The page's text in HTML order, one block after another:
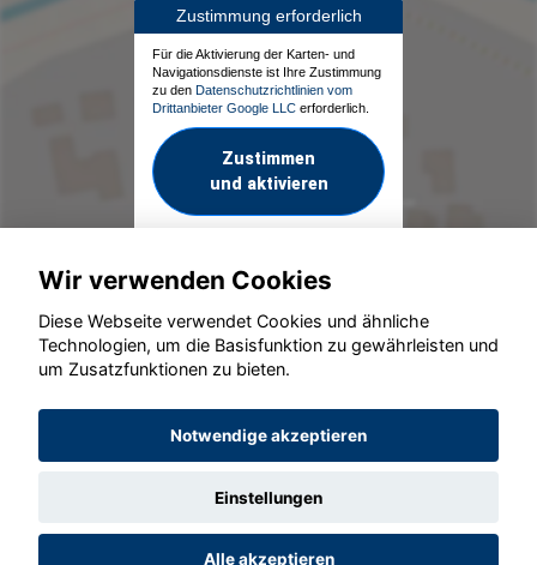
Zustimmung erforderlich
Für die Aktivierung der Karten- und
Navigationsdienste ist Ihre Zustimmung
zu den Datenschutzrichtlinien vom
Drittanbieter Google LLC erforderlich.
Zustimmen
und aktivieren
© konjunkturmotor.de GmbH 2020 - 2026
Wir verwenden Cookies
Diese Webseite verwendet Cookies und ähnliche
Technologien, um die Basisfunktion zu gewährleisten und
um Zusatzfunktionen zu bieten.
Notwendige akzeptieren
Einstellungen
Alle akzeptieren